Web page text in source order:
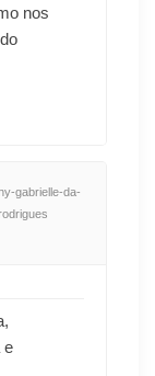
nos
gabrielle-da-
e